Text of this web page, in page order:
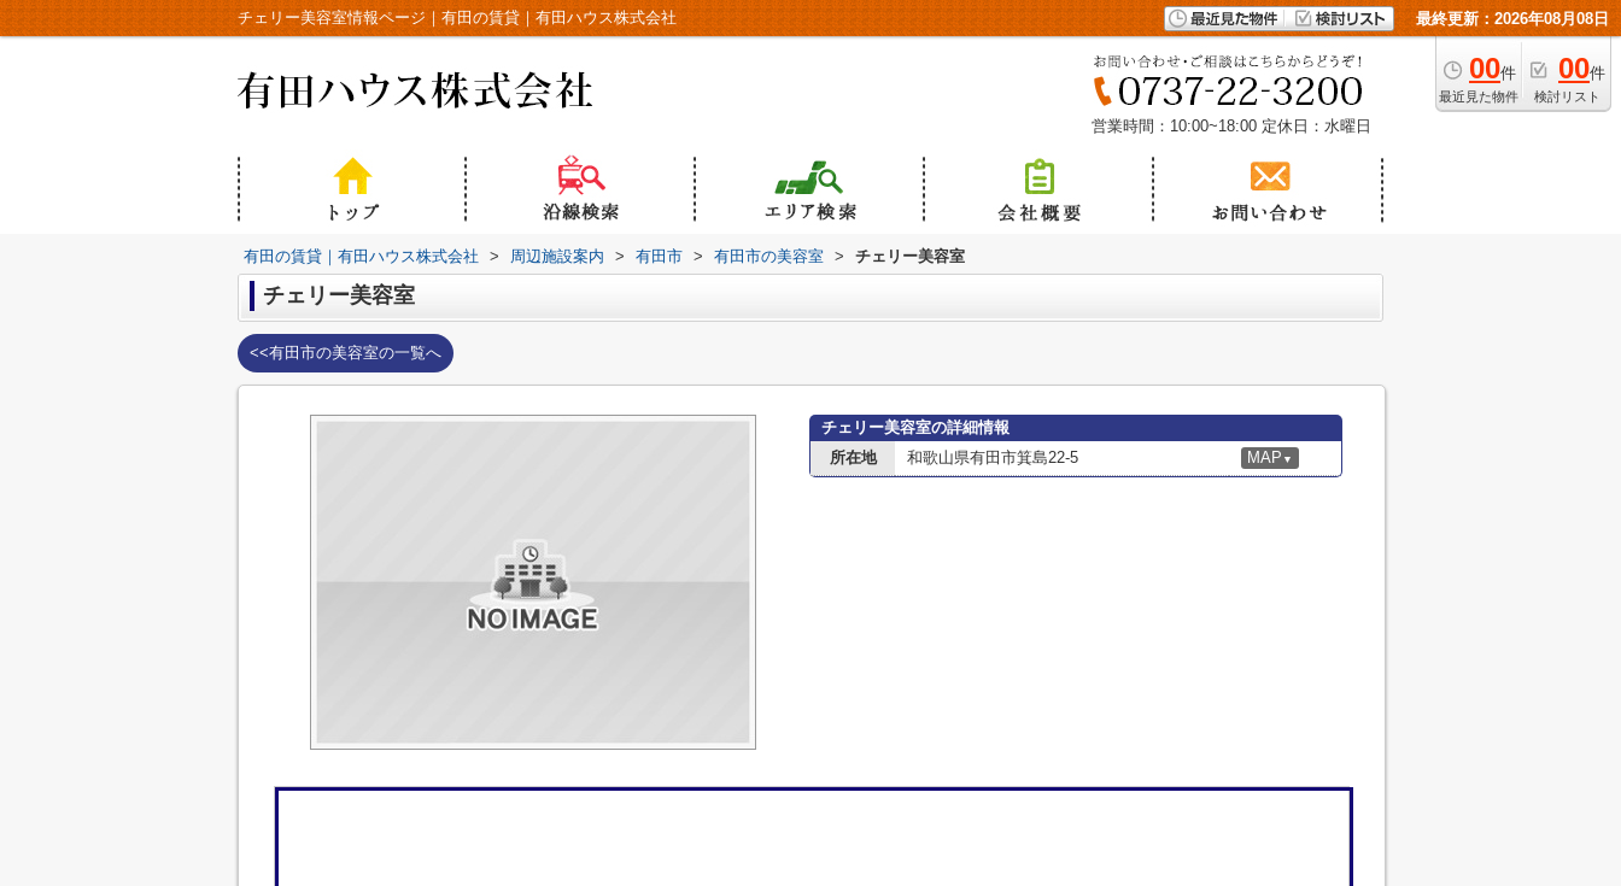
チェリー美容室情報ページ｜有田の賃貸｜有田ハウス株式会社 最終更新：2026年08月08日
00件
最近見た物件
00件
検討リスト
営業時間：10:00~18:00 定休日：水曜日
有田の賃貸｜有田ハウス株式会社 > 周辺施設案内 > 有田市 > 有田市の美容室 > チェリー美容室
チェリー美容室
<<有田市の美容室の一覧へ
チェリー美容室の詳細情報
所在地
和歌山県有田市箕島22-5 MAP ▼